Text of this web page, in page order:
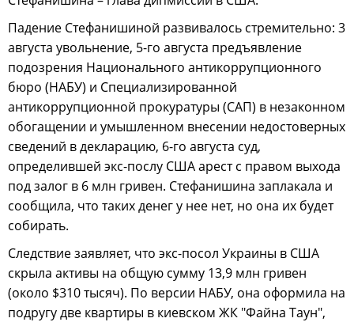
Падение Стефанишиной развивалось стремительно: 3
августа увольнение, 5-го августа предъявление
подозрения Национального антикоррупционного
бюро (НАБУ) и Специализированной
антикоррупционной прокуратуры (САП) в незаконном
обогащении и умышленном внесении недостоверных
сведений в декларацию, 6-го августа суд,
определившей экс-послу США арест с правом выхода
под залог в 6 млн гривен. Стефанишина заплакала и
сообщила, что таких денег у нее нет, но она их будет
собирать.
Следствие заявляет, что экс-посол Украины в США
скрыла активы на общую сумму 13,9 млн гривен
(около $310 тысяч). По версии НАБУ, она оформила на
подругу две квартиры в киевском ЖК "Файна Таун",